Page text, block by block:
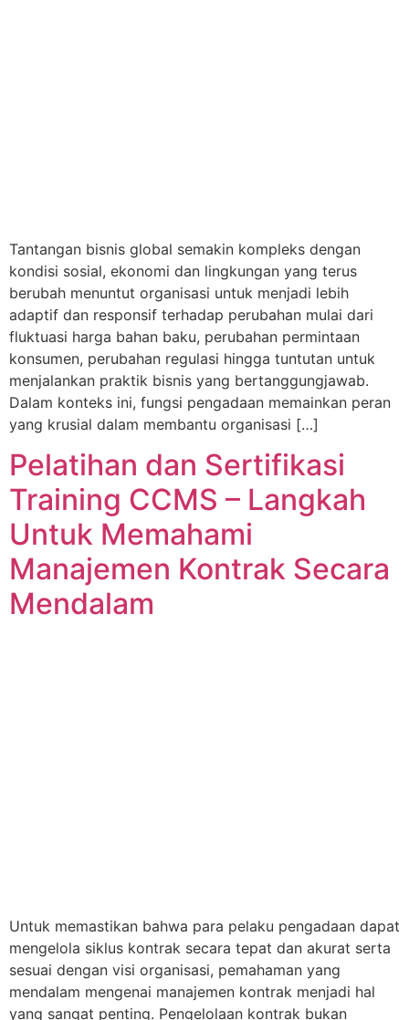
Tantangan bisnis global semakin kompleks dengan
kondisi sosial, ekonomi dan lingkungan yang terus
berubah menuntut organisasi untuk menjadi lebih
adaptif dan responsif terhadap perubahan mulai dari
fluktuasi harga bahan baku, perubahan permintaan
konsumen, perubahan regulasi hingga tuntutan untuk
menjalankan praktik bisnis yang bertanggungjawab.
Dalam konteks ini, fungsi pengadaan memainkan peran
yang krusial dalam membantu organisasi […]
Pelatihan dan Sertifikasi
Training CCMS – Langkah
Untuk Memahami
Manajemen Kontrak Secara
Mendalam
Untuk memastikan bahwa para pelaku pengadaan dapat
mengelola siklus kontrak secara tepat dan akurat serta
sesuai dengan visi organisasi, pemahaman yang
mendalam mengenai manajemen kontrak menjadi hal
yang sangat penting. Pengelolaan kontrak bukan